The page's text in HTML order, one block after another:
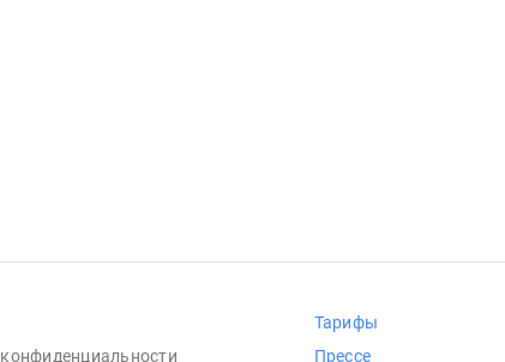
конфиденциальности
Тарифы
Прессе